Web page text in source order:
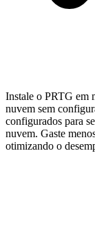
Instale o PRTG em
nuvem sem
configurados para
nuvem. Gaste
otimizando o